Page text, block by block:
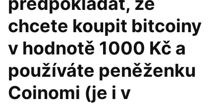
chcete koupit bitcoiny
v hodnotě 1000 Kč a
používáte peněženku
Coinomi (je i v